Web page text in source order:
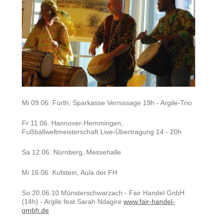
Mi 09.06. Fürth, Sparkasse Vernissage 19h - Argile-Trio
Fr 11.06. Hannover-Hemmingen,
Fußballweltmeisterschaft Live-Übertragung 14 - 20h
Sa 12.06. Nürnberg, Messehalle
Mi 16.06. Kufstein, Aula der FH
So 20.06.10 Münsterschwarzach - Fair Handel GnbH
(14h) - Argile feat Sarah Ndagire www.fair-handel-
gmbh.de